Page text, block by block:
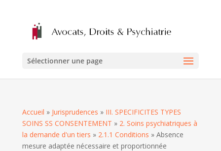
Sélectionner une page
Accueil » Jurisprudences » III. SPECIFICITES TYPES
SOINS SS CONSENTEMENT » 2. Soins psychiatriques à
la demande d'un tiers » 2.1.1 Conditions » Absence
mesure adaptée nécessaire et proportionnée